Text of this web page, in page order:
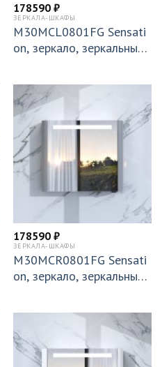
178590 ₽
ЗЕРКАЛА-ШКАФЫ
M30MCL0801FG Sensati
on, зеркало, зеркальный
янцевая,
178590 ₽
ЗЕРКАЛА-ШКАФЫ
M30MCR0801FG Sensati
on, зеркало, зеркальный